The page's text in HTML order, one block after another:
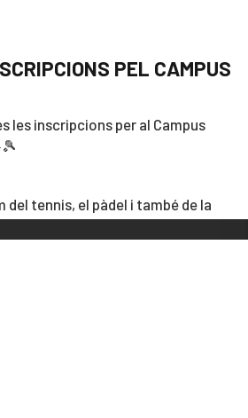
PEL CAMPUS
les inscripcions per al Campus
del tennis, el pàdel i també de la